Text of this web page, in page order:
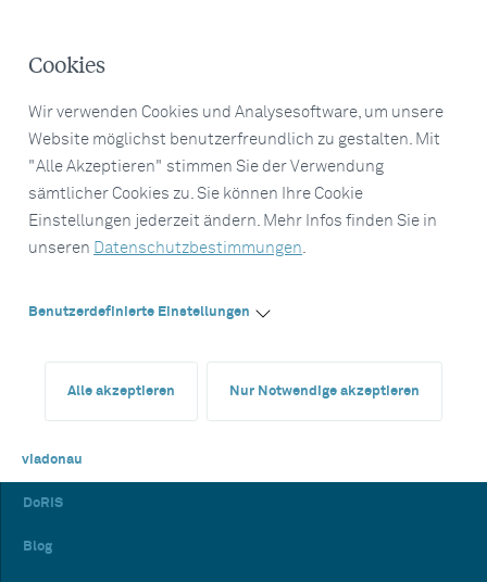
Cookies
Wir verwenden Cookies und Analysesoftware, um unsere
Website möglichst benutzerfreundlich zu gestalten. Mit
"Alle Akzeptieren" stimmen Sie der Verwendung
sämtlicher Cookies zu. Sie können Ihre Cookie
Einstellungen jederzeit ändern. Mehr Infos finden Sie in
unseren Datenschutzbestimmungen.
Benutzerdefinierte Einstellungen
Alle akzeptieren Nur Notwendige akzeptieren
viadonau
DoRIS
Blog